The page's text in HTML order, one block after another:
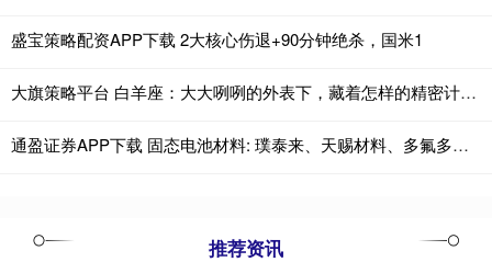
盛宝策略配资APP下载 2大核心伤退+90分钟绝杀，国米1
大旗策略平台 白羊座：大大咧咧的外表下，藏着怎样的精密计算器？
通盈证券APP下载 固态电池材料: 璞泰来、天赐材料、多氟多、星源材质, 谁更具潜力
推荐资讯